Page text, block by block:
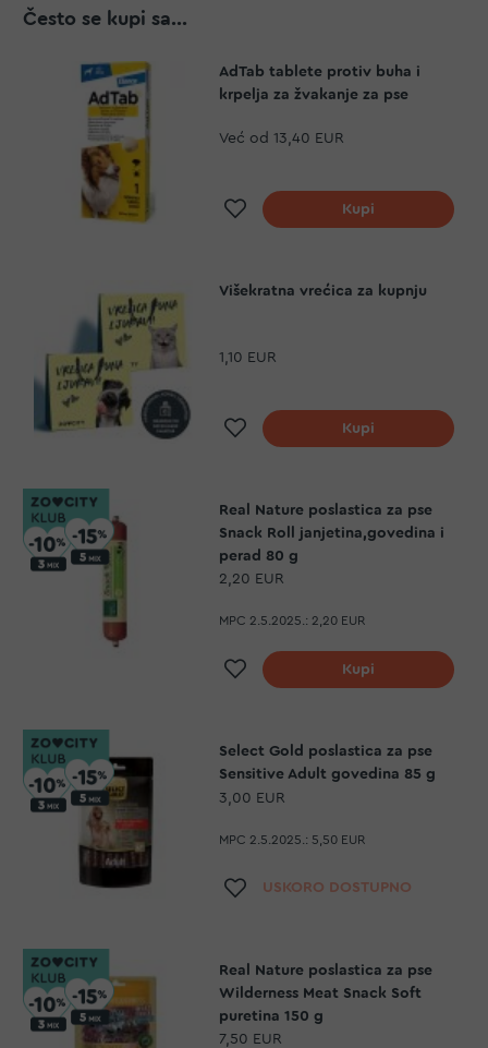
Često se kupi sa...
AdTab tablete protiv buha i
krpelja za žvakanje za pse
Već od 13,40 EUR
Dodaj na listu želja
Kupi
Višekratna vrećica za kupnju
1,10 EUR
Dodaj na listu želja
Kupi
Real Nature poslastica za pse
Snack Roll janjetina,govedina i
perad 80 g
2,20 EUR
MPC 2.5.2025.: 2,20 EUR
Dodaj na listu želja
Kupi
Select Gold poslastica za pse
Sensitive Adult govedina 85 g
3,00 EUR
MPC 2.5.2025.: 5,50 EUR
Dodaj na listu želja
USKORO DOSTUPNO
Real Nature poslastica za pse
Wilderness Meat Snack Soft
puretina 150 g
7,50 EUR